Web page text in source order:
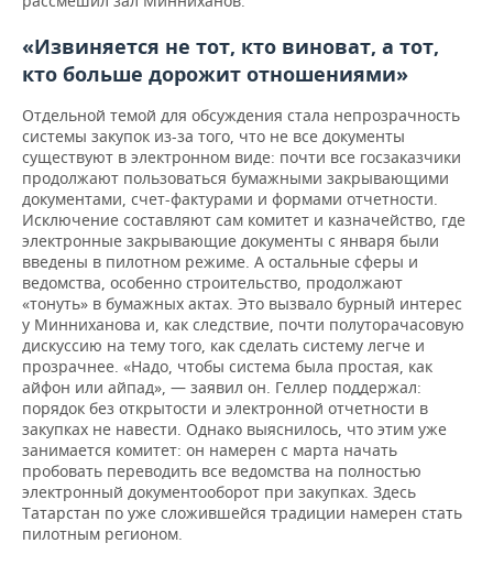
«Извиняется не тот, кто виноват, а тот,
кто больше дорожит отношениями»
Отдельной темой для обсуждения стала непрозрачность
системы закупок из-за того, что не все документы
существуют в электронном виде: почти все госзаказчики
продолжают пользоваться бумажными закрывающими
документами, счет-фактурами и формами отчетности.
Исключение составляют сам комитет и казначейство, где
электронные закрывающие документы с января были
введены в пилотном режиме. А остальные сферы и
ведомства, особенно строительство, продолжают
«тонуть» в бумажных актах. Это вызвало бурный интерес
у Минниханова и, как следствие, почти полуторачасовую
дискуссию на тему того, как сделать систему легче и
прозрачнее. «Надо, чтобы система была простая, как
айфон или айпад», — заявил он. Геллер поддержал:
порядок без открытости и электронной отчетности в
закупках не навести. Однако выяснилось, что этим уже
занимается комитет: он намерен с марта начать
пробовать переводить все ведомства на полностью
электронный документооборот при закупках. Здесь
Татарстан по уже сложившейся традиции намерен стать
пилотным регионом.